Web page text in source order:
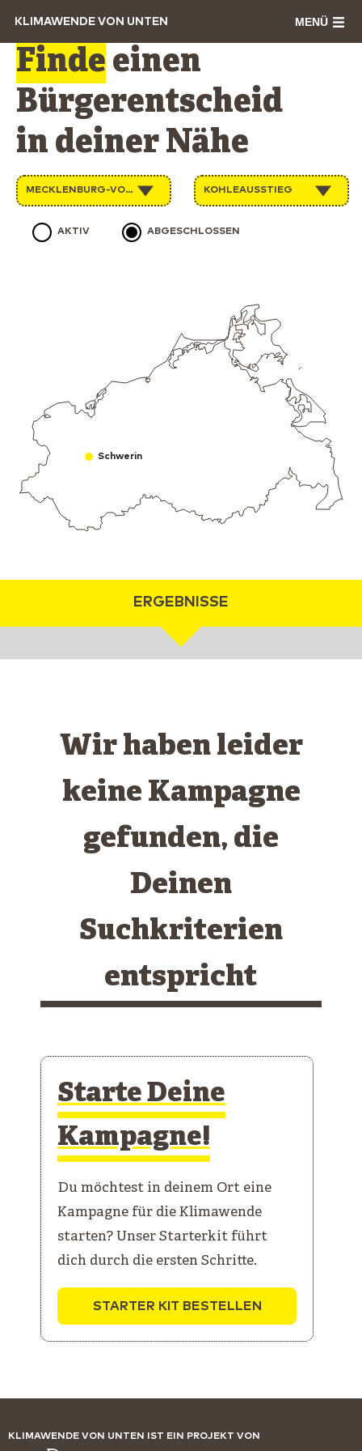
KLIMAWENDE VON UNTEN MENÜ
Schwerin
Finde einen
Bürgerentscheid
in deiner Nähe
MECKLENBURG-VORPOMMERN KOHLEAUSSTIEG
AKTIV ABGESCHLOSSEN
ERGEBNISSE
Wir haben leider
keine Kampagne
gefunden, die
Deinen
Suchkriterien
entspricht
Starte Deine
Kampagne!
Du möchtest in deinem Ort eine
Kampagne für die Klimawende
starten? Unser Starterkit führt
dich durch die ersten Schritte.
STARTER KIT BESTELLEN
KLIMAWENDE VON UNTEN IST EIN PROJEKT VON